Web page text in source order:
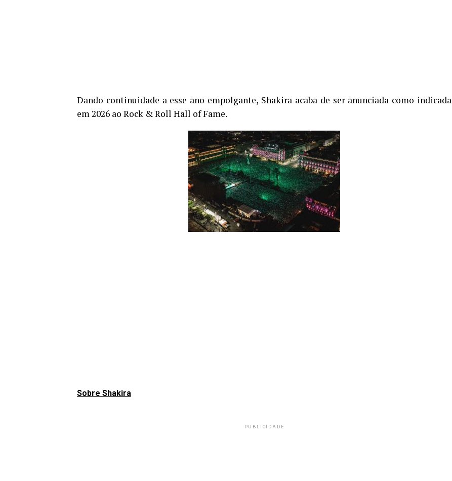
Dando continuidade a esse ano empolgante, Shakira acaba de ser anunciada como indicada
em 2026 ao Rock & Roll Hall of Fame.
Sobre Shakira
PUBLICIDADE